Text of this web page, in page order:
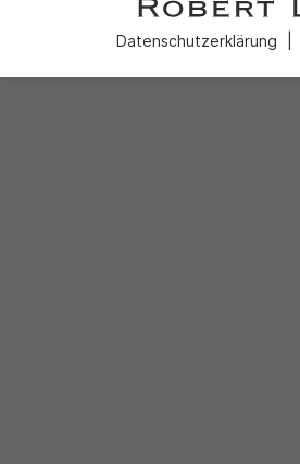
Datenschutzerklärung